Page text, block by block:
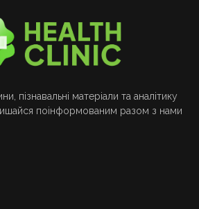
пізнавальні матеріали та аналітику
поінформованим разом з нами